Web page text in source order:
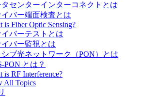
タセンターインターコネクトとは
イバー端面検査とは
is Fiber Optic Sensing?
イバーテストとは
イバー監視とは
ブ光ネットワーク（PON）とは
PON とは？
is RF Interference?
All Topics